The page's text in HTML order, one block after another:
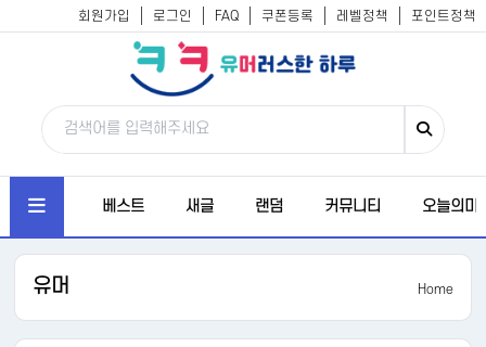
회원가입 로그인 FAQ 쿠폰등록 레벨정책 포인트정책
베스트 새글 랜덤 커뮤니티 오늘의미
유머 Home